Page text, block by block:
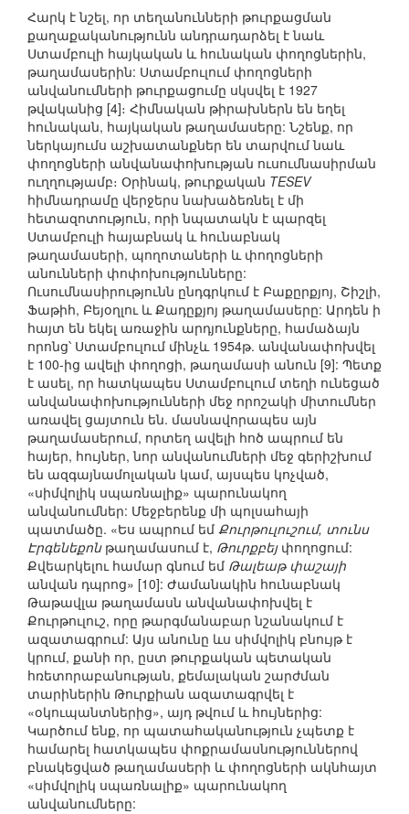
Հարկ է նշել, որ տեղանունների թուրքացման
քաղաքականությունն անդրադարձել է նաև
Ստամբուլի հայկական և հունական փողոցներին,
թաղամասերին: Ստամբուլում փողոցների
անվանումների թուրքացումը սկսվել է 1927
թվականից [4]։ Հիմնական թիրախներն են եղել
հունական, հայկական թաղամասերը: Նշենք, որ
ներկայումս աշխատանքներ են տարվում նաև
փողոցների անվանափոխության ուսումնասիրման
ուղղությամբ։ Օրինակ, թուրքական TESEV
հիմնադրամը վերջերս նախաձեռնել է մի
հետազոտություն, որի նպատակն է պարզել
Ստամբուլի հայաբնակ և հունաբնակ
թաղամասերի, պողոտաների և փողոցների
անունների փոփոխությունները:
Ուսումնասիրությունն ընդգրկում է Բաքըրքյոյ, Շիշլի,
Ֆաթիհ, Բեյօղլու և Քադըքյոյ թաղամասերը: Արդեն ի
հայտ են եկել առաջին արդյունքները, համաձայն
որոնց՝ Ստամբուլում մինչև 1954թ. անվանափոխվել
է 100-ից ավելի փողոցի, թաղամասի անուն [9]: Պետք
է ասել, որ հատկապես Ստամբուլում տեղի ունեցած
անվանափոխությունների մեջ որոշակի միտումներ
առավել ցայտուն են. մասնավորապես այն
թաղամասերում, որտեղ ավելի հոծ ապրում են
հայեր, հույներ, նոր անվանումների մեջ գերիշխում
են ազգայնամոլական կամ, այսպես կոչված,
«սիմվոլիկ սպառնալիք» պարունակող
անվանումներ: Մեջբերենք մի պոլսահայի
պատմածը. «Ես ապրում եմ Քուրթուլուշում, տունս
Էրգենեքոնթաղամասում է, Թուրքբեյփողոցում:
Քվեարկելու համար գնում եմ Թալեաթ փաշայի
անվան դպրոց» [10]: Ժամանակին հունաբնակ
Թաթավլա թաղամասն անվանափոխվել է
Քուրթուլուշ, որը թարգմանաբար նշանակում է
ազատագրում: Այս անունը ևս սիմվոլիկ բնույթ է
կրում, քանի որ, ըստ թուրքական պետական
հռետորաբանության, քեմալական շարժման
տարիներին Թուրքիան ազատագրվել է
«օկուպանտներից», այդ թվում և հույներից:
Կարծում ենք, որ պատահականություն չպետք է
համարել հատկապես փոքրամասնություններով
բնակեցված թաղամասերի և փողոցների ակնհայտ
«սիմվոլիկ սպառնալիք» պարունակող
անվանումները: